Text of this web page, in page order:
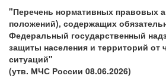
"Перечень нормативных правовых
положений), содержащих
Федеральный государственный
защиты населения и территорий от
ситуаций"
(утв. МЧС России 08.06.2026)